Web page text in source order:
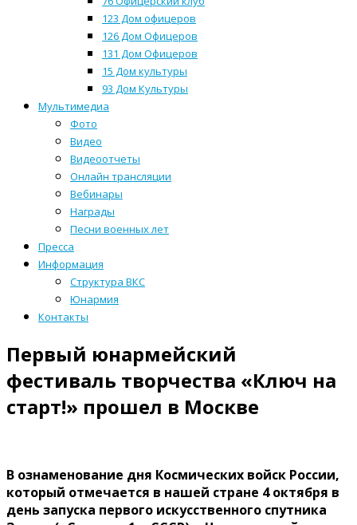
123 Дом офицеров
126 Дом Офицеров
131 Дом Офицеров
15 Дом культуры
93 Дом Культуры
Мультимедиа
Фото
Видео
Видеоотчеты
Онлайн трансляции
Вебинары
Награды
Песни военных лет
Пресса
Информация
Структура ВКС
Юнармия
Контакты
Первый юнармейский
фестиваль творчества «Ключ на
старт!» прошел в Москве
В ознаменование дня Космических войск России,
который отмечается в нашей стране 4 октября в
день запуска первого искусственного спутника